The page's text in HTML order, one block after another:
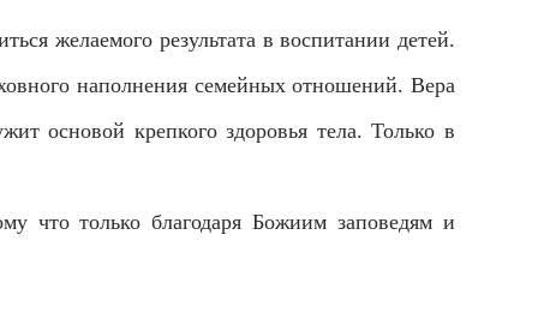
желаемого результата в воспитании детей.
наполнения семейных отношений. Вера
основой крепкого здоровья тела. Только в
что только благодаря Божиим заповедям и